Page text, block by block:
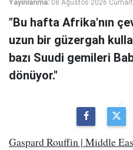
Yayınlanma: 08 Ağustos 2026
"Bu hafta Afrika'nın
uzun bir güzergah
bazı Suudi gemileri
dönüyor."
Gaspard Rouffin | Middle